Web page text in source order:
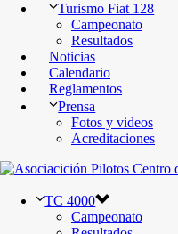
Turismo Fiat 128
Campeonato
Resultados
Noticias
Calendario
Reglamentos
Prensa
Fotos y videos
Acreditaciones
TC 4000
Campeonato